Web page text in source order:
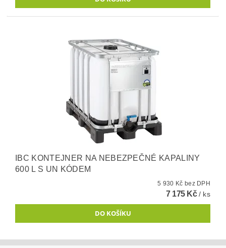
IBC KONTEJNER NA NEBEZPEČNÉ KAPALINY
600 L S UN KÓDEM
5 930 Kč bez DPH
7 175 Kč/ ks